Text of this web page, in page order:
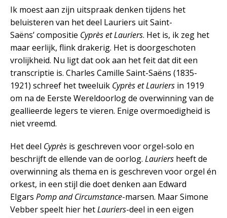
Ik moest aan zijn uitspraak denken tijdens het
beluisteren van het deel Lauriers uit Saint-
Saëns’ compositie Cyprès et Lauriers. Het is, ik zeg het
maar eerlijk, flink drakerig. Het is doorgeschoten
vrolijkheid. Nu ligt dat ook aan het feit dat dit een
transcriptie is. Charles Camille Saint-Saëns (1835-
1921) schreef het tweeluik Cyprès et Lauriers in 1919
om na de Eerste Wereldoorlog de overwinning van de
geallieerde legers te vieren. Enige overmoedigheid is
niet vreemd.
Het deel Cyprès is geschreven voor orgel-solo en
beschrijft de ellende van de oorlog. Lauriers heeft de
overwinning als thema en is geschreven voor orgel én
orkest, in een stijl die doet denken aan Edward
Elgars Pomp and Circumstance-marsen. Maar Simone
Vebber speelt hier hetLauriers-deel in een eigen